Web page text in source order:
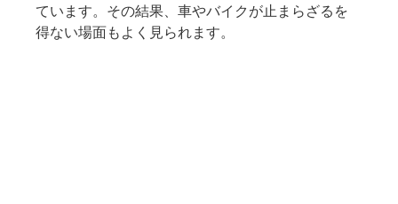
ています。その結果、車やバイクが止まらざるを
得ない場面もよく見られます。